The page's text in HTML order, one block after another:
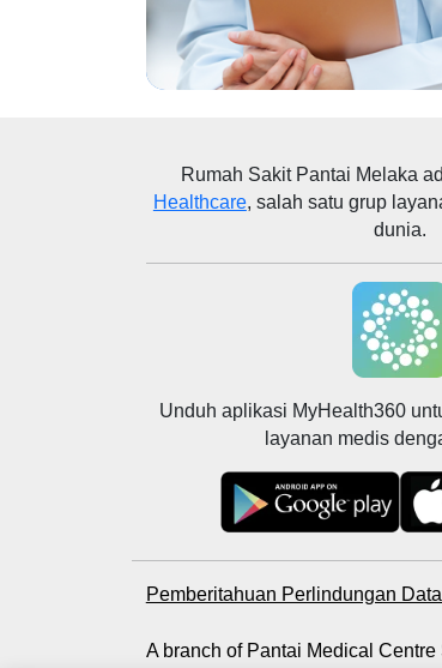
Rumah Sakit Pantai Melaka
Healthcare, salah satu grup
dunia.
Unduh aplikasi MyHealth360
layanan medis
Pemberitahuan Perlindungan Data
A branch of Pantai Medical